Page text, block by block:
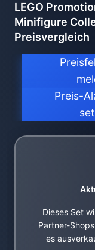
LEGO
Minifigure
Preisvergleich
Preis-
Dieses Set
Partner-
es